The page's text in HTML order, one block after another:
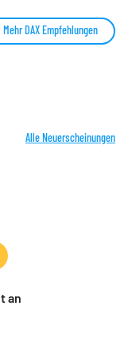
Mehr DAX Empfehlungen
Alle Neuerscheinungen
an